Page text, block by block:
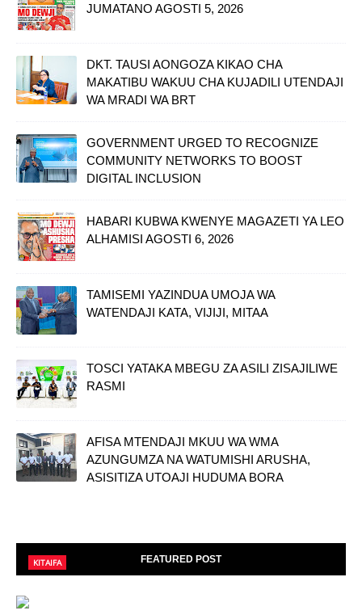
JUMATANO AGOSTI 5, 2026
DKT. TAUSI AONGOZA KIKAO CHA
MAKATIBU WAKUU CHA KUJADILI UTENDAJI
WA MRADI WA BRT
GOVERNMENT URGED TO RECOGNIZE
COMMUNITY NETWORKS TO BOOST
DIGITAL INCLUSION
HABARI KUBWA KWENYE MAGAZETI YA LEO
ALHAMISI AGOSTI 6, 2026
TAMISEMI YAZINDUA UMOJA WA
WATENDAJI KATA, VIJIJI, MITAA
TOSCI YATAKA MBEGU ZA ASILI ZISAJILIWE
RASMI
AFISA MTENDAJI MKUU WA WMA
AZUNGUMZA NA WATUMISHI ARUSHA,
ASISITIZA UTOAJI HUDUMA BORA
FEATURED POST
KITAIFA